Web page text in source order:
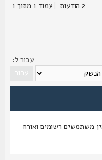
|עמוד1מתוך1
עבור ל:
רשומים ואורח